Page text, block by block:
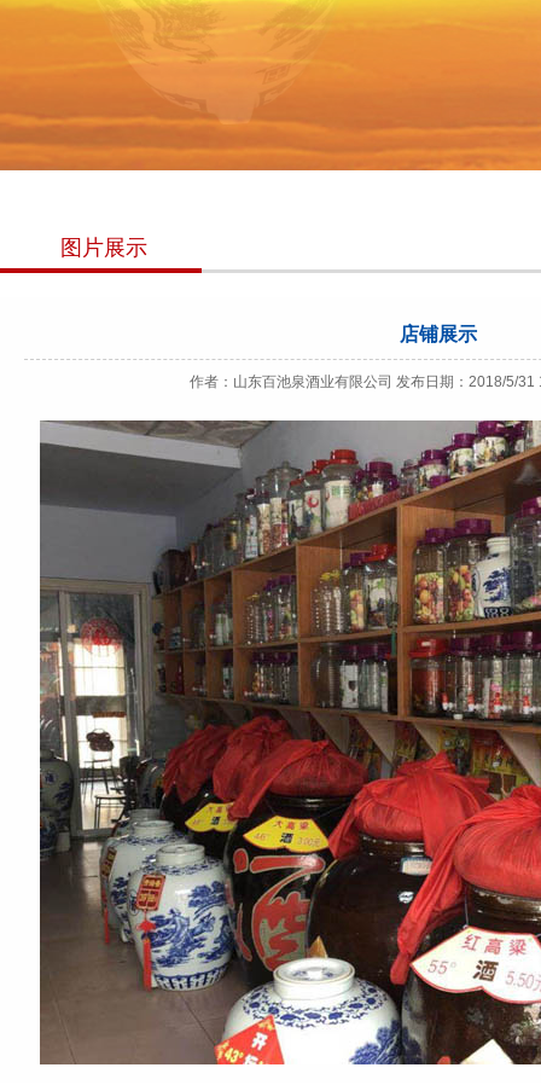
图片展示
店铺展示
作者：山东百池泉酒业有限公司 发布日期：2018/5/